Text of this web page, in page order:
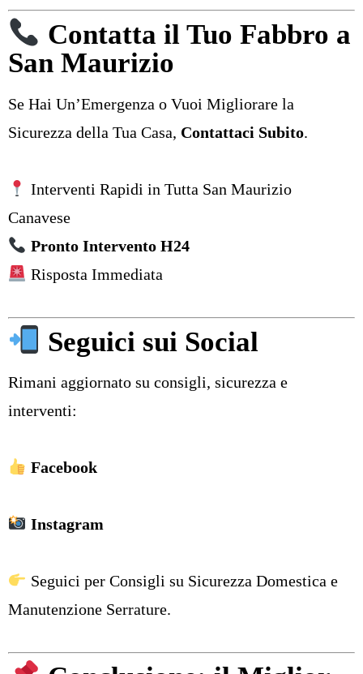
Contatta il Tuo Fabbro a
San Maurizio
Se Hai Un’Emergenza o Vuoi Migliorare la
Sicurezza della Tua Casa, Contattaci Subito.
Interventi Rapidi in Tutta San Maurizio
Canavese
Pronto Intervento H24
Risposta Immediata
Seguici sui Social
Rimani aggiornato su consigli, sicurezza e
interventi:
Facebook
Instagram
Seguici per Consigli su Sicurezza Domestica e
Manutenzione Serrature.